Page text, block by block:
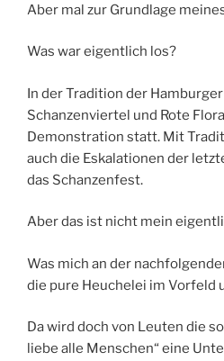
Aber mal zur Grundlage
Was war eigentlich los?
In der Tradition der
Schanzenviertel und Rote
Demonstration statt. Mit
auch die Eskalationen der
das Schanzenfest.
Aber das ist nicht mein
Was mich an der
die pure Heuchelei im Vorfeld
Da wird doch von Leuten die
liebe alle Menschen“ eine